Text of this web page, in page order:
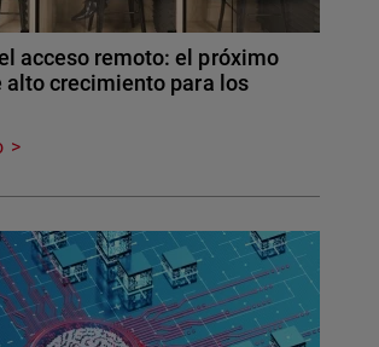
acceso remoto: el próximo
alto crecimiento para los